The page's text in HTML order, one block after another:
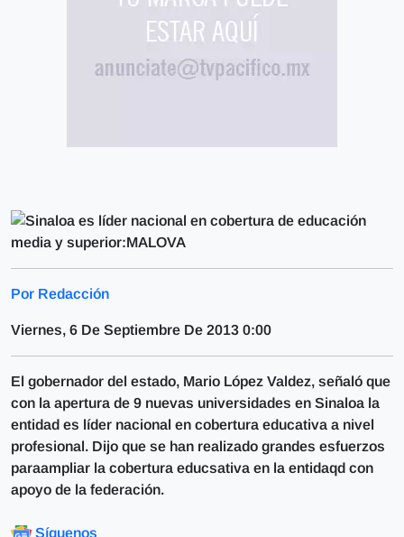
Por Redacción
Viernes, 6 De Septiembre De 2013 0:00
El gobernador del estado, Mario López Valdez, señaló que
con la apertura de 9 nuevas universidades en Sinaloa la
entidad es líder nacional en cobertura educativa a nivel
profesional. Dijo que se han realizado grandes esfuerzos
paraampliar la cobertura educsativa en la entidaqd con
apoyo de la federación.
Síguenos